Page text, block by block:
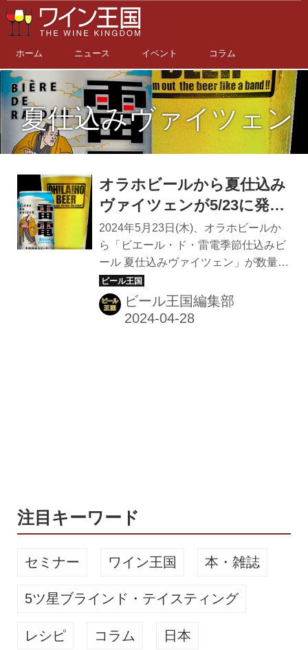
ホーム ニュース イベント コラム
夏仕込みヴァイツェン
オラホビールから夏仕込み
ヴァイツェンが5/23に発売
開始
2024年5月23日(木)、オラホビールか
ら「ビエール・ド・雷電季節仕込みビ
ール 夏仕込みヴァイツェン」が数量限
定で発売開始。毎年恒例のシーズナル
ビールで、夏の暑さでほてった体をク
ールダウンしよう！ やさしい味わいな
ビール王国編集部
注目キーワード
セミナー ワイン王国 本・雑誌
5ツ星ブラインド・テイスティング
レシピ コラム 日本